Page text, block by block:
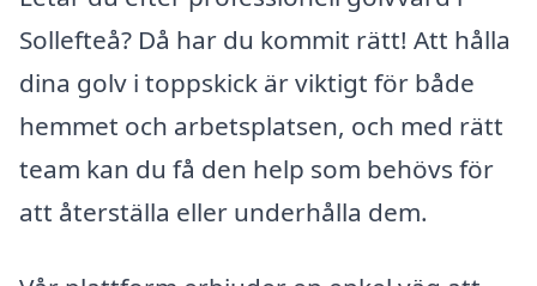
Sollefteå? Då har du kommit rätt! Att hålla
dina golv i toppskick är viktigt för både
hemmet och arbetsplatsen, och med rätt
team kan du få den help som behövs för
att återställa eller underhålla dem.